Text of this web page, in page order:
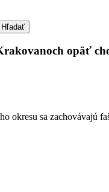
Hľadať
opäť
okresu sa zachovávajú